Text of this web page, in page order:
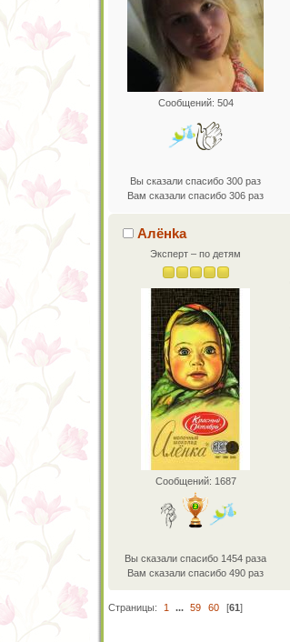
Сообщений: 504
Вы сказали спасибо 300 раз
Вам сказали спасибо 306 раз
Алёнkа
Эксперт – по детям
Сообщений: 1687
Вы сказали спасибо 1454 раза
Вам сказали спасибо 490 раз
Страницы: 1 ... 59 60 [61]